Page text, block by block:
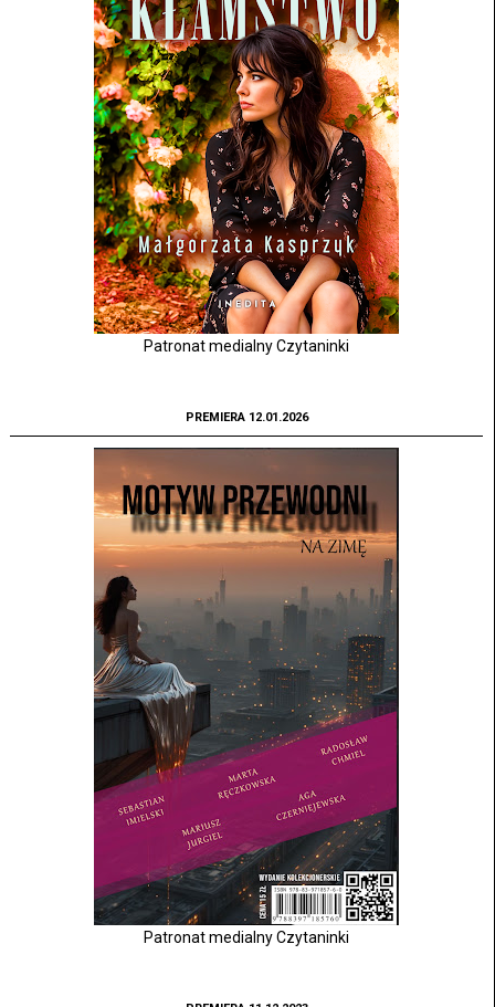
Patronat medialny Czytaninki
PREMIERA 12.01.2026
Patronat medialny Czytaninki